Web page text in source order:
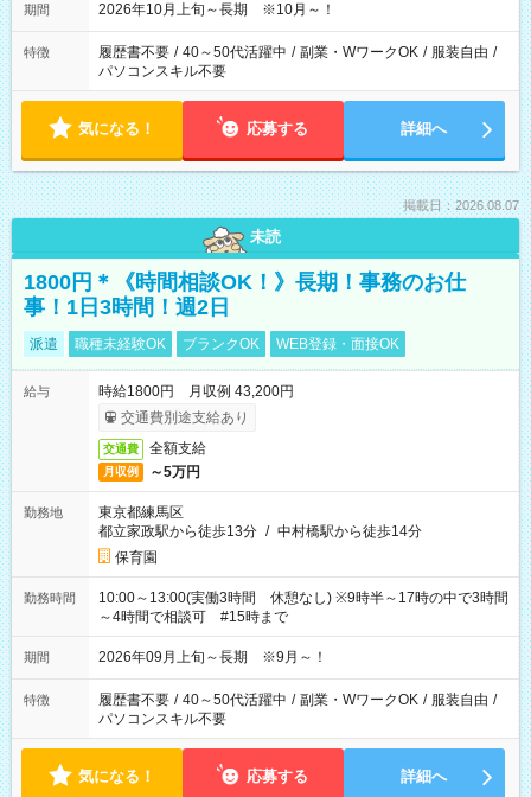
期間 2026年10月上旬～長期 ※10月～！
特徴 履歴書不要 / 40～50代活躍中 / 副業・WワークOK / 服装自由 /
パソコンスキル不要
気になる！ 応募する 詳細へ
掲載日：2026.08.07
未読
1800円＊《時間相談OK！》長期！事務のお仕
事！1日3時間！週2日
派遣 職種未経験OK ブランクOK WEB登録・面接OK
給与
時給1800円 月収例 43,200円
交通費別途支給あり
交通費 全額支給
月収例 ～5万円
勤務地
東京都練馬区
都立家政駅から徒歩13分 / 中村橋駅から徒歩14分
保育園
勤務時間
10:00～13:00(実働3時間 休憩なし) ※9時半～17時の中で3時間
～4時間で相談可 #15時まで
期間 2026年09月上旬～長期 ※9月～！
特徴 履歴書不要 / 40～50代活躍中 / 副業・WワークOK / 服装自由 /
パソコンスキル不要
気になる！ 応募する 詳細へ